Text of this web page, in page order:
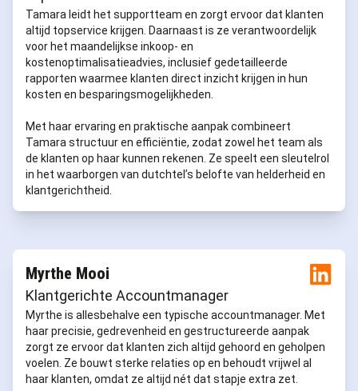
Tamara leidt het supportteam en zorgt ervoor dat klanten
altijd topservice krijgen. Daarnaast is ze verantwoordelijk
voor het maandelijkse inkoop- en
kostenoptimalisatieadvies, inclusief gedetailleerde
rapporten waarmee klanten direct inzicht krijgen in hun
kosten en besparingsmogelijkheden.
Met haar ervaring en praktische aanpak combineert
Tamara structuur en efficiëntie, zodat zowel het team als
de klanten op haar kunnen rekenen. Ze speelt een sleutelrol
in het waarborgen van dutchtel’s belofte van helderheid en
klantgerichtheid.
Myrthe Mooi
Klantgerichte Accountmanager
Myrthe is allesbehalve een typische accountmanager. Met
haar precisie, gedrevenheid en gestructureerde aanpak
zorgt ze ervoor dat klanten zich altijd gehoord en geholpen
voelen. Ze bouwt sterke relaties op en behoudt vrijwel al
haar klanten, omdat ze altijd nét dat stapje extra zet.